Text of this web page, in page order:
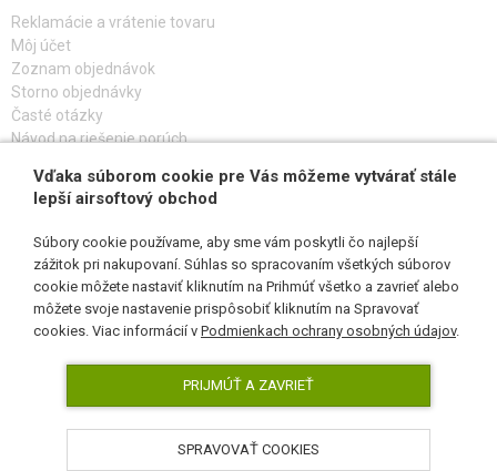
Reklamácie a vrátenie tovaru
Môj účet
Zoznam objednávok
Storno objednávky
Časté otázky
Návod na riešenie porúch
PRIHLÁS SA K ODBERU
SLEDUJ NÁS
AirsoftPro.sk © 2026
Vďaka súborom cookie pre Vás môžeme vytvárať stále
lepší airsoftový obchod
Súbory cookie používame, aby sme vám poskytli čo najlepší
zážitok pri nakupovaní. Súhlas so spracovaním všetkých súborov
cookie môžete nastaviť kliknutím na Prihmúť všetko a zavrieť alebo
môžete svoje nastavenie prispôsobiť kliknutím na Spravovať
cookies. Viac informácií v Podmienkach ochrany osobných údajov.
PRIJMÚŤ A ZAVRIEŤ
SPRAVOVAŤ COOKIES